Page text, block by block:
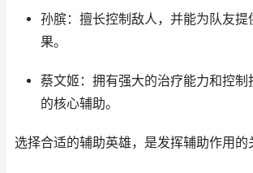
孙膑：擅长控制敌人，并能为队友提
果。
蔡文姬：拥有强大的治疗能力和控制
的核心辅助。
选择合适的辅助英雄，是发挥辅助作用的